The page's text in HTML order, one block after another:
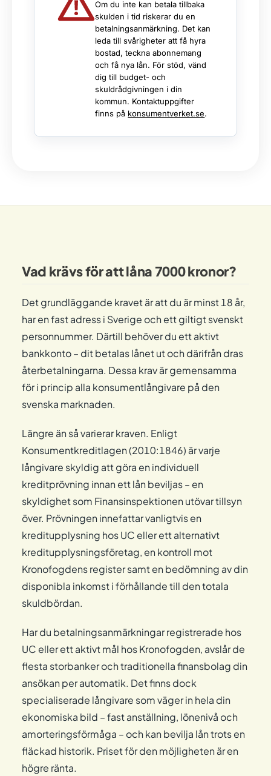
Om du inte kan betala tillbaka
skulden i tid riskerar du en
betalningsanmärkning. Det kan
leda till svårigheter att få hyra
bostad, teckna abonnemang
och få nya lån. För stöd, vänd
dig till budget- och
skuldrådgivningen i din
kommun. Kontaktuppgifter
finns på konsumentverket.se.
Vad krävs för att låna 7000 kronor?
Det grundläggande kravet är att du är minst 18 år,
har en fast adress i Sverige och ett giltigt svenskt
personnummer. Därtill behöver du ett aktivt
bankkonto – dit betalas lånet ut och därifrån dras
återbetalningarna. Dessa krav är gemensamma
för i princip alla konsumentlångivare på den
svenska marknaden.
Längre än så varierar kraven. Enligt
Konsumentkreditlagen (2010:1846) är varje
långivare skyldig att göra en individuell
kreditprövning innan ett lån beviljas – en
skyldighet som Finansinspektionen utövar tillsyn
över. Prövningen innefattar vanligtvis en
kreditupplysning hos UC eller ett alternativt
kreditupplysningsföretag, en kontroll mot
Kronofogdens register samt en bedömning av din
disponibla inkomst i förhållande till den totala
skuldbördan.
Har du betalningsanmärkningar registrerade hos
UC eller ett aktivt mål hos Kronofogden, avslår de
flesta storbanker och traditionella finansbolag din
ansökan per automatik. Det finns dock
specialiserade långivare som väger in hela din
ekonomiska bild – fast anställning, lönenivå och
amorteringsförmåga – och kan bevilja lån trots en
fläckad historik. Priset för den möjligheten är en
högre ränta.